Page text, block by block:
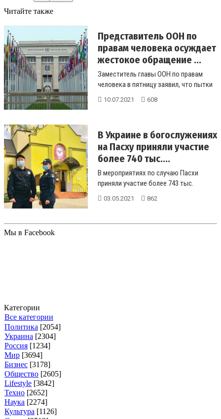
Читайте также
Представитель ООН по
правам человека осуждает
жестокое обращение ...
Заместитель главы ООН по правам
человека в пятницу заявил, что пытки
и жестокое обращение с задержан...
10.07.2021 608
В Украине в богослужениях
на Пасху приняли участие
более 740 тыс....
В мероприятиях по случаю Пасхи
приняли участие более 743 тыс.
украинцев. ...
03.05.2021 862
Мы в Facebook
Категории
Все категории
Политика [2054]
Украина [2304]
Россия [1234]
Мир [3694]
Бизнес [3178]
Общество [2605]
Lifestyle [3842]
Техно [2652]
Наука [2274]
Культура [1126]